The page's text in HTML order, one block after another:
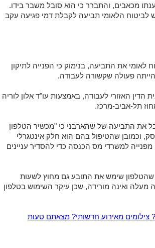
מכאבים, והתברר כי הוא סובל משבר בידו.
לביטוח הלאומי תביעה לקבלת דמי פגיעה עקב
לביטוח לאומי את התביעה, בנימוק כי הפנייה לתיקון
פעולה שקשורה לעבודה.
האזורי לעבודה, באמצעות עו"ד אלון לוריה
תל-אביב-מרכז.
את התביעה של שהארבני כי "מכשיר הטלפון
וכמובן שהטיפול בהם הוא חלק אינטגרלי
למשרדי מס הכנסה כדי להסדיר עניינים
שהטלפון שימש את התובע גם מחוץ לשעות
מעלה ואינה מורידה, שכן עיקר השימוש בטלפון
מאירוע חדשותי? מצאתם טעות